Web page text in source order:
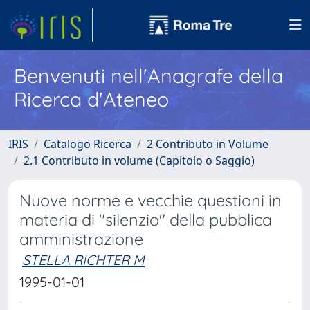
Benvenuti nell'Anagrafe della
Ricerca d'Ateneo
IRIS Catalogo Ricerca
2 Contributo in Volume
2.1 Contributo in volume (Capitolo o Saggio)
Nuove norme e vecchie questioni in
materia di "silenzio" della pubblica
amministrazione
STELLA RICHTER M
1995-01-01